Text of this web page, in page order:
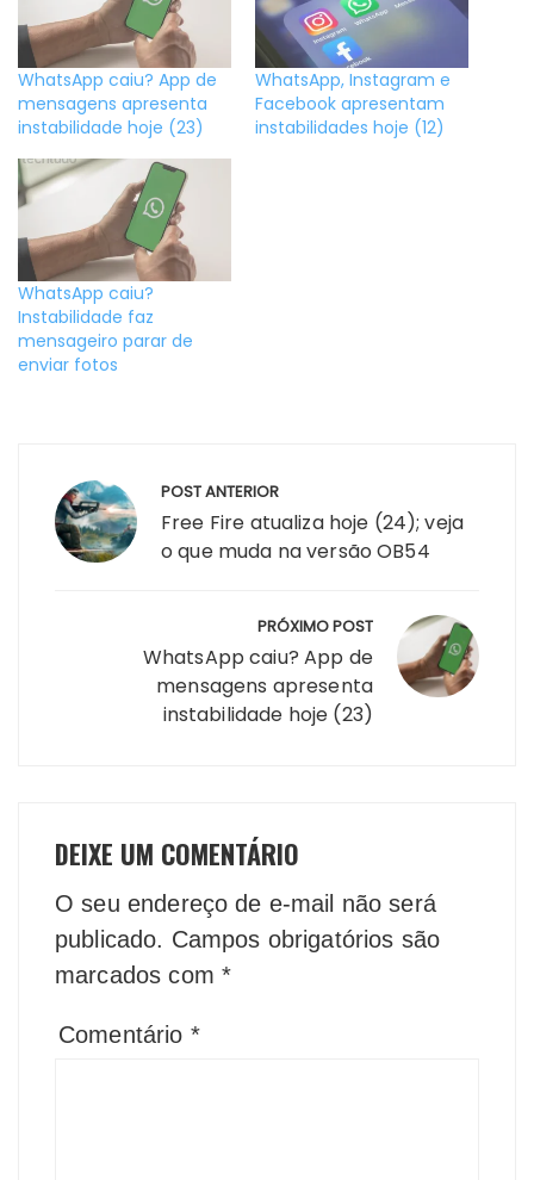
WhatsApp caiu? App de
mensagens apresenta
instabilidade hoje (23)
WhatsApp, Instagram e
Facebook apresentam
instabilidades hoje (12)
WhatsApp caiu?
Instabilidade faz
mensageiro parar de
enviar fotos
de
Post
POST ANTERIOR
Free Fire atualiza hoje (24); veja
o que muda na versão OB54
PRÓXIMO POST
WhatsApp caiu? App de
mensagens apresenta
instabilidade hoje (23)
DEIXE UM COMENTÁRIO
O seu endereço de e-mail não será
publicado. Campos obrigatórios são
marcados com *
Comentário *